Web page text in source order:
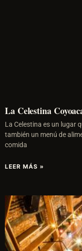
La Celestina
La Celestina es un lugar
también un menú de
comida
LEER MÁS »